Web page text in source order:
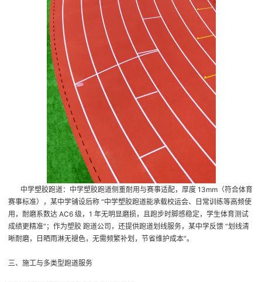
中学塑胶跑道：中学塑胶跑道侧重耐用与赛事适配，厚度 13mm（符合体育
赛事标准），某中学铺设后称 “中学塑胶跑道能承载校运会、日常训练等高频使
用，耐磨系数达 AC6 级，1 年无明显磨损，且跑步时脚感稳定，学生体育测试
成绩更精准”；作为塑胶 跑道公司，还提供跑道划线服务，某中学反馈 “划线清
晰耐磨，日晒雨淋无褪色，无需频繁补划，节省维护成本”。
三、施工与多类型跑道服务